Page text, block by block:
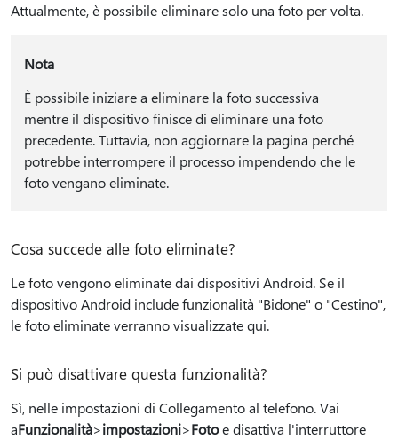
Attualmente, è possibile eliminare solo una foto per volta.
Nota
È possibile iniziare a eliminare la foto successiva
mentre il dispositivo finisce di eliminare una foto
precedente. Tuttavia, non aggiornare la pagina perché
potrebbe interrompere il processo impendendo che le
foto vengano eliminate.
Cosa succede alle foto eliminate?
Le foto vengono eliminate dai dispositivi Android. Se il
dispositivo Android include funzionalità "Bidone" o "Cestino",
le foto eliminate verranno visualizzate qui.
Si può disattivare questa funzionalità?
Sì, nelle impostazioni di Collegamento al telefono. Vai
aFunzionalità>impostazioni>Fotoe disattiva l'interruttore